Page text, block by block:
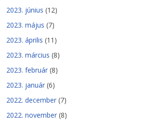
2023. június (12)
2023. május (7)
2023. április (11)
2023. március (8)
2023. február (8)
2023. január (6)
2022. december (7)
2022. november (8)